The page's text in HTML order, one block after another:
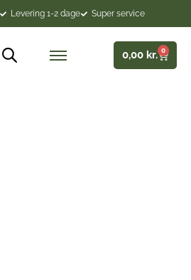
Levering 1-2 dage Super service
0,00 kr. 0